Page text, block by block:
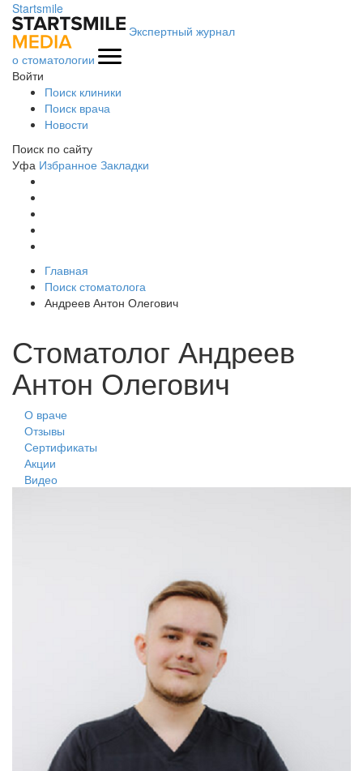
Startsmile
Экспертный журнал
о стоматологии
Войти
Поиск клиники
Поиск врача
Новости
Поиск по сайту
Уфа Избранное Закладки
Главная
Поиск стоматолога
Андреев Антон Олегович
Стоматолог Андреев
Антон Олегович
О враче
Отзывы
Сертификаты
Акции
Видео